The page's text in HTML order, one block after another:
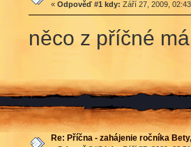
« Odpověď #1 kdy: Září 27, 2009,
něco z příčné
Re: Příčna - zahájenie ročníka